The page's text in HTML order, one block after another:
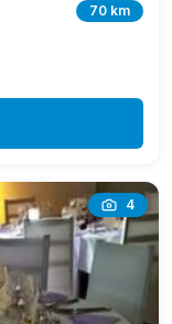
70 km
4